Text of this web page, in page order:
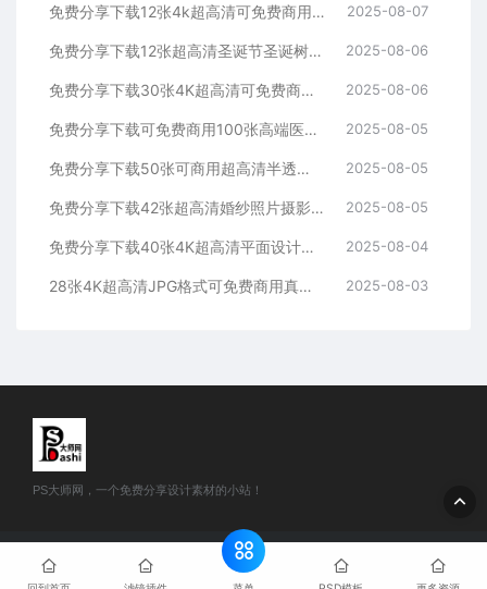
免费分享下载12张4k超高清可免费商用过年红色吉祥喜庆背景底纹素材中国风春节新年古典传统红包JPG图片PS平面设计肌理贴图网站 2025-08-07
免费分享下载12张超高清圣诞节圣诞树光效光影叠层溶图PS摄影后期效果图片素材海报宣传模板公司朋友圈平面设计JPG写真特效装饰场景 2025-08-06
免费分享下载30张4K超高清可免费商用无版权逼真下雪雪花溶图叠加合成素材影楼摄影后期效果PS大师网平面设计背景图片底图虚化光效感 2025-08-06
免费分享下载可免费商用100张高端医美整形护肤美业欧美女性模特人物素材图片超高清大图JPG格式PS大师网平面设计化妆品海报模板 2025-08-05
免费分享下载50张可商用超高清半透明磨砂毛玻璃效果背景图片素材PS大师网照片库包壁纸平面设计海报模板样机ui图标ppt贴图卡片 2025-08-05
免费分享下载42张超高清婚纱照片摄影背景JPG图片素材PS大师网影楼后期效果修图场景模板薇拉室内高端写真定制合成拱门临场真实感 2025-08-05
免费分享下载40张4K超高清平面设计艺术婚礼婚纱散景光斑叠加溶图合成素材影楼后期效果背景图片PS大师网可免费商用虚化光效前景光感 2025-08-04
28张4K超高清JPG格式可免费商用真实质感黑板纹理划痕肌理底纹贴图粉笔图片素材免费分享下载PS大师网宣传设计背景学校园蓝灰绿墙 2025-08-03
PS大师网，一个免费分享设计素材的小站！
© 2024 PS大师网 - www.psdashi.com All rights reserved
网站地
豫公网安备41110002000302号 豫ICP备2024047263号-1